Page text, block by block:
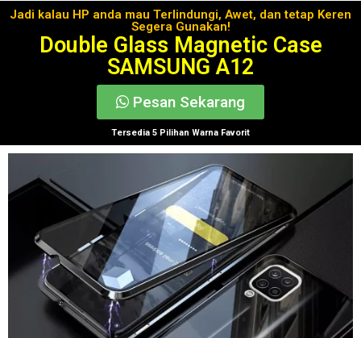
Jadi kalau HP anda mau Terlindungi, Awet, dan tetap Keren
Segera Gunakan!
Double Glass Magnetic Case
SAMSUNG A12
Pesan Sekarang
Tersedia 5 Pilihan Warna Favorit